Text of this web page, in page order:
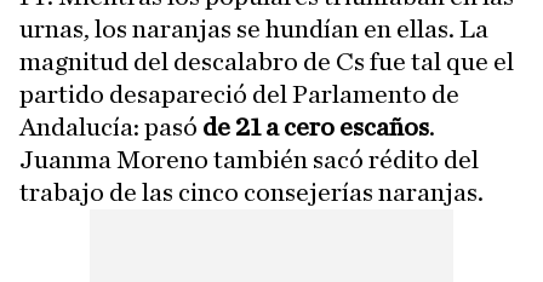
urnas, los naranjas se hundían en ellas. La
magnitud del descalabro de Cs fue tal que el
partido desapareció del Parlamento de
Andalucía: pasó de 21 a cero escaños.
Juanma Moreno también sacó rédito del
trabajo de las cinco consejerías naranjas.